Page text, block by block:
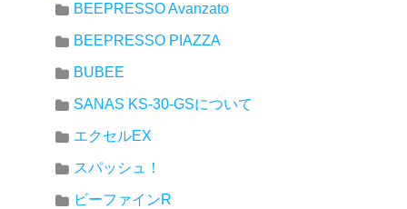
BEEPRESSO Avanzato
BEEPRESSO PIAZZA
BUBEE
SANAS KS-30-GSについて
エクセルEX
スパッシュ！
ビーファインR